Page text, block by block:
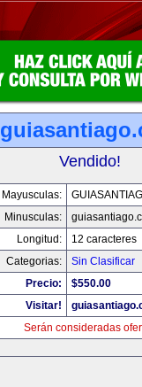
Vendido!
Mayusculas:
Minusculas:
Longitud:
12 caracteres
Categorias:
Sin Clasificar
Precio:
$550.00
Visitar!
Serán consideradas